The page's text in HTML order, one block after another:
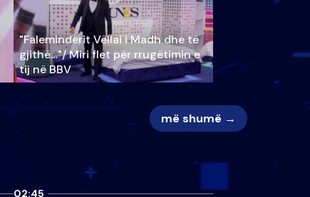
"Faleminderit Vëllai i Madh dhe të
gjithë…"/ Miri flet për rrugëtimin e
tij në BBV
më shumë →
02:45